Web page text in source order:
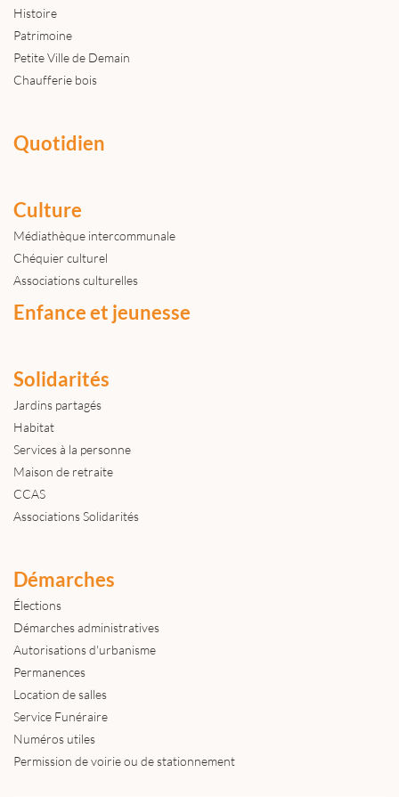
Histoire
Patrimoine
Petite Ville de Demain
Chaufferie bois
Quotidien
Culture
Médiathèque intercommunale
Chéquier culturel
Associations culturelles
Enfance et jeunesse
Solidarités
Jardins partagés
Habitat
Services à la personne
Maison de retraite
CCAS
Associations Solidarités
Démarches
Élections
Démarches administratives
Autorisations d'urbanisme
Permanences
Location de salles
Service Funéraire
Numéros utiles
Permission de voirie ou de stationnement